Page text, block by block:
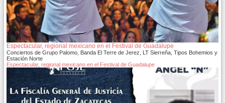
Espectacular, regional mexicano en el Festival de Guadalupe
Conciertos de Grupo Palomo, Banda El Terre de Jerez, LT Sierreña, Tipos Bohemios y
Estación Norte
Espectacular, regional mexicano en el Festival de Guadalupe